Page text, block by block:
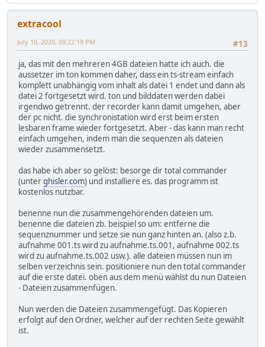
extracool
#13
July 10, 2020, 09:22:19 PM
ja, das mit den mehreren 4GB dateien hatte ich auch. die
aussetzer im ton kommen daher, dass ein ts-stream einfach
komplett unabhängig vom inhalt als datei 1 endet und dann als
datei 2 fortgesetzt wird. ton und bilddaten werden dabei
irgendwo getrennt. der recorder kann damit umgehen, aber
der pc nicht. die synchronistation wird erst beim ersten
lesbaren frame wieder fortgesetzt. Aber - das kann man recht
einfach umgehen, indem man die sequenzen als dateien
wieder zusammensetzt.
das habe ich aber so gelöst: besorge dir total commander
(unterghisler.com) und installiere es. das programm ist
kostenlos nutzbar.
benenne nun die zusammengehörenden dateien um.
benenne die dateien zb. beispiel so um: entferne die
sequenznummer und setze sie nun ganz hinten an. (also z.b.
aufnahme 001.ts wird zu aufnahme.ts.001, aufnahme 002.ts
wird zu aufnahme.ts.002 usw.). alle dateien müssen nun im
selben verzeichnis sein. positioniere nun den total commander
auf die erste datei. oben aus dem menü wählst du nun Dateien
- Dateien zusammenfügen.
Nun werden die Dateien zusammengefügt. Das Kopieren
erfolgt auf den Ordner, welcher auf der rechten Seite gewählt
ist.